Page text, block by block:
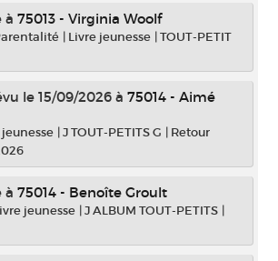
à 75013 - Virginia Woolf
| Livre jeunesse |TOUT-PETIT
le 15/09/2026 à 75014 - Aimé
|J TOUT-PETITS G | Retour
à 75014 - Benoîte Groult
jeunesse |J ALBUM TOUT-PETITS |